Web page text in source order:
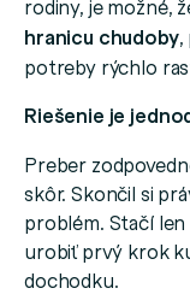
rodiny, je možné,
hranicu chudoby,
potreby rýchlo
Riešenie je
Preber
skôr. Skončil si
problém. Stačí
urobiť prvý krok
dochodku.